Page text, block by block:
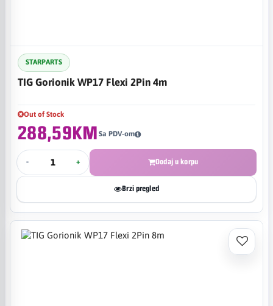
STARPARTS
TIG Gorionik WP17 Flexi 2Pin 4m
Out of Stock
288,59KM Sa PDV-om
- + Dodaj u korpu
Brzi pregled